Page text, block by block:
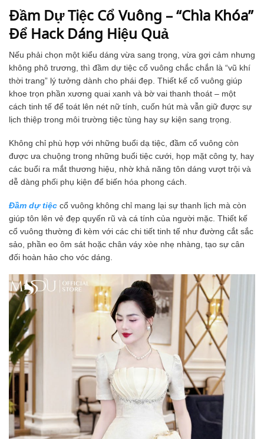
Đầm Dự Tiệc Cổ Vuông – “Chìa Khóa”
Để Hack Dáng Hiệu Quả
Nếu phải chọn một kiểu dáng vừa sang trọng, vừa gợi cảm nhưng
không phô trương, thì đầm dự tiệc cổ vuông chắc chắn là “vũ khí
thời trang” lý tưởng dành cho phái đẹp. Thiết kế cổ vuông giúp
khoe trọn phần xương quai xanh và bờ vai thanh thoát – một
cách tinh tế để toát lên nét nữ tính, cuốn hút mà vẫn giữ được sự
lịch thiệp trong môi trường tiệc tùng hay sự kiện sang trọng.
Không chỉ phù hợp với những buổi dạ tiệc, đầm cổ vuông còn
được ưa chuộng trong những buổi tiệc cưới, họp mặt công ty, hay
các buổi ra mắt thương hiệu, nhờ khả năng tôn dáng vượt trội và
dễ dàng phối phụ kiện để biến hóa phong cách.
Đầm dự tiệc cổ vuông không chỉ mang lại sự thanh lịch mà còn
giúp tôn lên vẻ đẹp quyến rũ và cá tính của người mặc. Thiết kế
cổ vuông thường đi kèm với các chi tiết tinh tế như đường cắt sắc
sảo, phần eo ôm sát hoặc chân váy xòe nhẹ nhàng, tạo sự cân
đối hoàn hảo cho vóc dáng.